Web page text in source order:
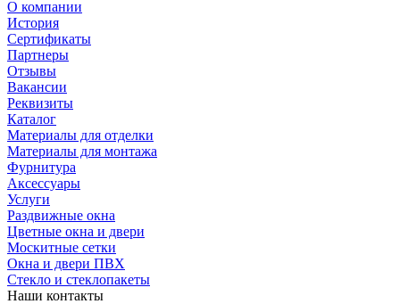
О компании
История
Сертификаты
Партнеры
Отзывы
Вакансии
Реквизиты
Каталог
Материалы для отделки
Материалы для монтажа
Фурнитура
Аксессуары
Услуги
Раздвижные окна
Цветные окна и двери
Москитные сетки
Окна и двери ПВХ
Стекло и стеклопакеты
Наши контакты